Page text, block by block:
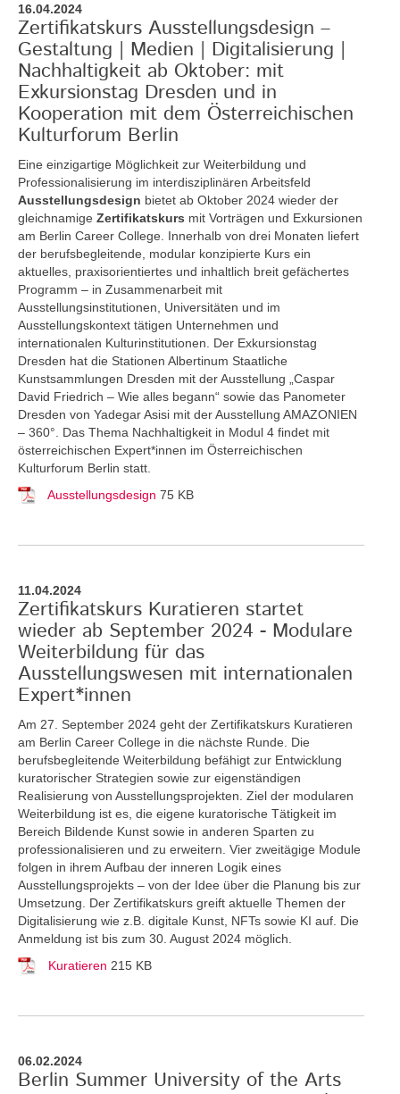
16.04.2024
Zertifikatskurs Ausstellungsdesign –
Gestaltung | Medien | Digitalisierung |
Nachhaltigkeit ab Oktober: mit
Exkursionstag Dresden und in
Kooperation mit dem Österreichischen
Kulturforum Berlin
Eine einzigartige Möglichkeit zur Weiterbildung und
Professionalisierung im interdisziplinären Arbeitsfeld
Ausstellungsdesign bietet ab Oktober 2024 wieder der
gleichnamige Zertifikatskurs mit Vorträgen und Exkursionen
am Berlin Career College. Innerhalb von drei Monaten liefert
der berufsbegleitende, modular konzipierte Kurs ein
aktuelles, praxisorientiertes und inhaltlich breit gefächertes
Programm – in Zusammenarbeit mit
Ausstellungsinstitutionen, Universitäten und im
Ausstellungskontext tätigen Unternehmen und
internationalen Kulturinstitutionen. Der Exkursionstag
Dresden hat die Stationen Albertinum Staatliche
Kunstsammlungen Dresden mit der Ausstellung „Caspar
David Friedrich – Wie alles begann“ sowie das Panometer
Dresden von Yadegar Asisi mit der Ausstellung AMAZONIEN
– 360°. Das Thema Nachhaltigkeit in Modul 4 findet mit
österreichischen Expert*innen im Österreichischen
Kulturforum Berlin statt.
Ausstellungsdesign 75 KB
11.04.2024
Zertifikatskurs Kuratieren startet
wieder ab September 2024 - Modulare
Weiterbildung für das
Ausstellungswesen mit internationalen
Expert*innen
Am 27. September 2024 geht der Zertifikatskurs Kuratieren
am Berlin Career College in die nächste Runde. Die
berufsbegleitende Weiterbildung befähigt zur Entwicklung
kuratorischer Strategien sowie zur eigenständigen
Realisierung von Ausstellungsprojekten. Ziel der modularen
Weiterbildung ist es, die eigene kuratorische Tätigkeit im
Bereich Bildende Kunst sowie in anderen Sparten zu
professionalisieren und zu erweitern. Vier zweitägige Module
folgen in ihrem Aufbau der inneren Logik eines
Ausstellungsprojekts – von der Idee über die Planung bis zur
Umsetzung. Der Zertifikatskurs greift aktuelle Themen der
Digitalisierung wie z.B. digitale Kunst, NFTs sowie KI auf. Die
Anmeldung ist bis zum 30. August 2024 möglich.
Kuratieren 215 KB
06.02.2024
Berlin Summer University of the Arts